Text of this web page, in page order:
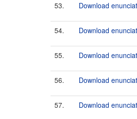
53. Download
54. Download
55. Download
56. Download
57. Download